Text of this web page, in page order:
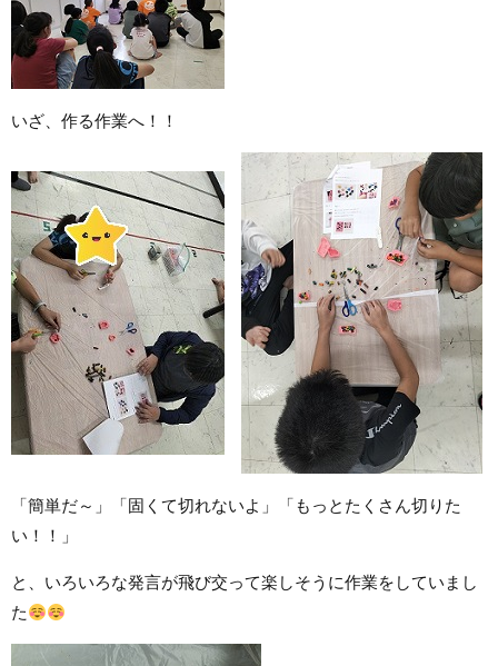
いざ、作る作業へ！！
「簡単だ～」「固くて切れないよ」「もっとたくさん切りた
い！！」
と、いろいろな発言が飛び交って楽しそうに作業をしていまし
た